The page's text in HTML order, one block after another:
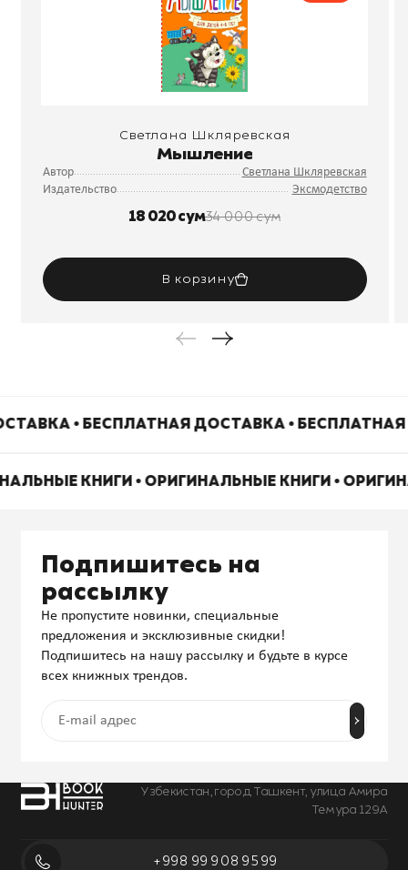
Светлана Шкляревская
Мышление
Автор
Светлана Шкляревская
Издательство
Эксмодетство
18 020 сум34 000 сум
В корзину
• БЕСПЛАТНАЯ ДОСТАВКА •
КНИГИ • ОРИГИНАЛЬНЫЕ КНИГИ •
Узбекистан, город Ташкент, улица Амира
Темура 129А
+998 99 908 95 99
Подпишитесь на
рассылку
Не пропустите новинки, специальные
предложения и эксклюзивные скидки!
Подпишитесь на нашу рассылку и будьте в курсе
всех книжных трендов.